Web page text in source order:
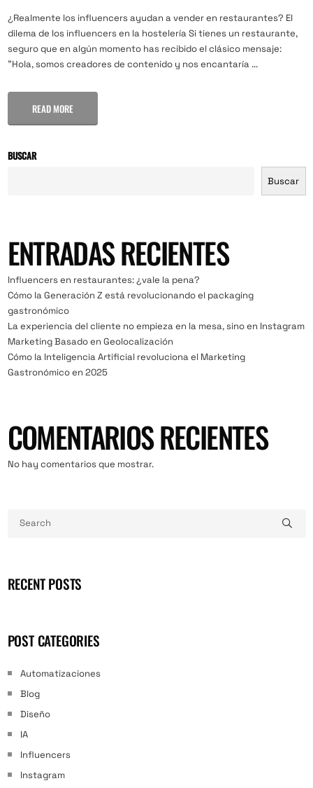
¿Realmente los influencers ayudan a vender en restaurantes? El
dilema de los influencers en la hostelería Si tienes un restaurante,
seguro que en algún momento has recibido el clásico mensaje:
"Hola, somos creadores de contenido y nos encantaría ...
READ MORE
BUSCAR
Buscar
ENTRADAS RECIENTES
Influencers en restaurantes: ¿vale la pena?
Cómo la Generación Z está revolucionando el packaging
gastronómico
La experiencia del cliente no empieza en la mesa, sino en Instagram
Marketing Basado en Geolocalización
Cómo la Inteligencia Artificial revoluciona el Marketing
Gastronómico en 2025
COMENTARIOS RECIENTES
No hay comentarios que mostrar.
RECENT POSTS
POST CATEGORIES
Automatizaciones
Blog
Diseño
IA
Influencers
Instagram